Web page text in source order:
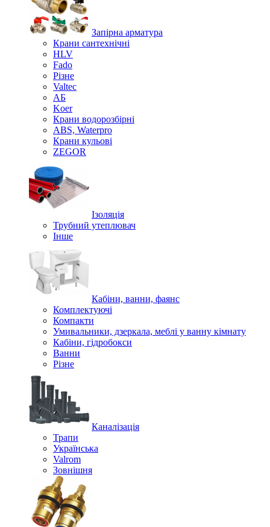
Запірна арматура
Крани сантехнічні
HLV
Fado
Різне
Valtec
АБ
Koer
Крани водорозбірні
ABS, Waterpro
Крани кульові
ZEGOR
Ізоляція
Трубний утеплювач
Інше
Кабіни, ванни, фаянс
Комплектуючі
Компакти
Умивальники, дзеркала, меблі у ванну кімнату
Кабіни, гідробокси
Ванни
Різне
Каналізація
Трапи
Українська
Valrom
Зовнішня